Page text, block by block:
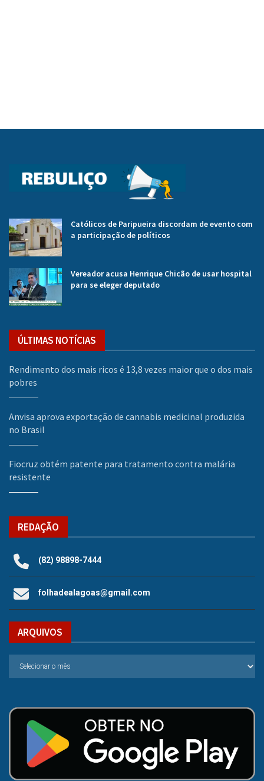
Católicos de Paripueira discordam de evento com
a participação de políticos
Vereador acusa Henrique Chicão de usar hospital
para se eleger deputado
ÚLTIMAS NOTÍCIAS
Rendimento dos mais ricos é 13,8 vezes maior que o dos mais
pobres
Anvisa aprova exportação de cannabis medicinal produzida
no Brasil
Fiocruz obtém patente para tratamento contra malária
resistente
REDAÇÃO
(82) 98898-7444
folhadealagoas@gmail.com
ARQUIVOS